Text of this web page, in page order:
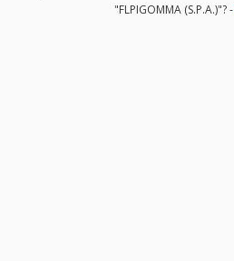
"FLPIGOMMA (S.P.A.)"? -